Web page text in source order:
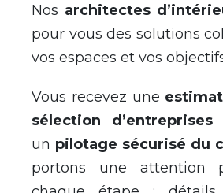
Nos architectes
pour vous des solutions
vos espaces et vos
Vous recevez une
sélection d’entreprises
un pilotage sécurisé du
portons une attention